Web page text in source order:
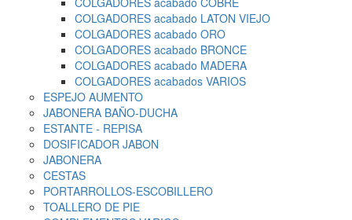
COLGADORES acabado LATON VIEJO
COLGADORES acabado ORO
COLGADORES acabado BRONCE
COLGADORES acabado MADERA
COLGADORES acabados VARIOS
ESPEJO AUMENTO
JABONERA BAÑO-DUCHA
ESTANTE - REPISA
DOSIFICADOR JABON
JABONERA
CESTAS
PORTARROLLOS-ESCOBILLERO
TOALLERO DE PIE